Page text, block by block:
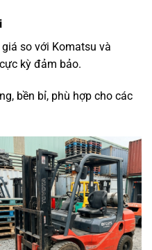
so với Komatsu và
kỳ đảm bảo.
bền bỉ, phù hợp cho các